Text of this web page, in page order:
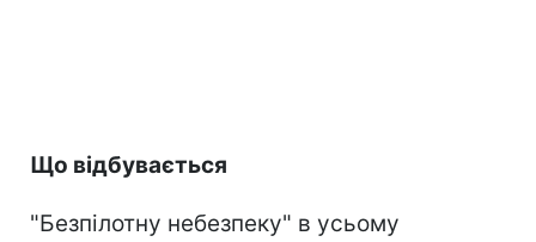
Що відбувається
"Безпілотну небезпеку" в усьому